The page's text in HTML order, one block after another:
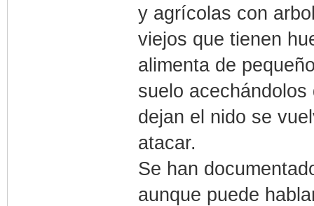
y agrícolas con
viejos que tienen
alimenta de
suelo
dejan el nido se
atacar.
Se han
aunque puede